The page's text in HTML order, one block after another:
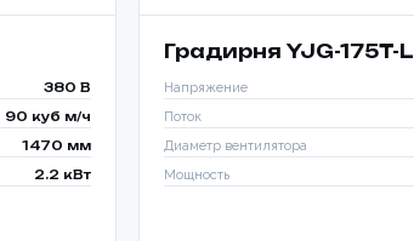
380 В
90 куб м/ч
1470 мм
2.2 кВт
Градирня YJG-175T-L
Напряжение
Поток
Диаметр вентилятора
Мощность